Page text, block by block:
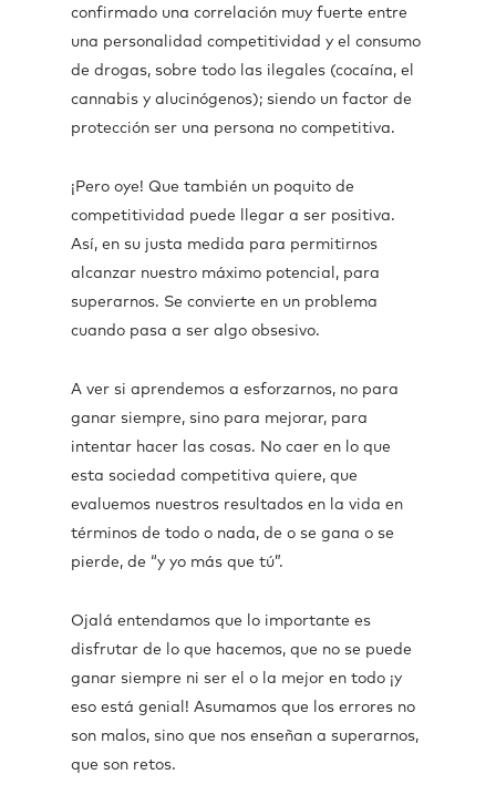
confirmado una correlación muy fuerte entre
una personalidad competitividad y el consumo
de drogas, sobre todo las ilegales (cocaína, el
cannabis y alucinógenos); siendo un factor de
protección ser una persona no competitiva.
¡Pero oye! Que también un poquito de
competitividad puede llegar a ser positiva.
Así, en su justa medida para permitirnos
alcanzar nuestro máximo potencial, para
superarnos. Se convierte en un problema
cuando pasa a ser algo obsesivo.
A ver si aprendemos a esforzarnos, no para
ganar siempre, sino para mejorar, para
intentar hacer las cosas. No caer en lo que
esta sociedad competitiva quiere, que
evaluemos nuestros resultados en la vida en
términos de todo o nada, de o se gana o se
pierde, de “y yo más que tú”.
Ojalá entendamos que lo importante es
disfrutar de lo que hacemos, que no se puede
ganar siempre ni ser el o la mejor en todo ¡y
eso está genial! Asumamos que los errores no
son malos, sino que nos enseñan a superarnos,
que son retos.